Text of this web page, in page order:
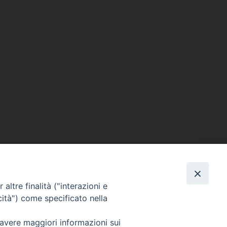
SEGUICI SU
altre finalità ("interazioni e
come specificato nella
maggiori informazioni sui